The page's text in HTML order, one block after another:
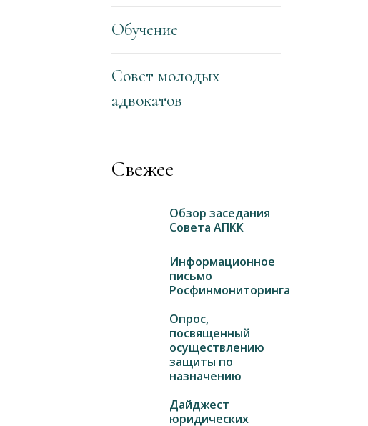
Обучение
Совет молодых
адвокатов
Свежее
Обзор заседания
Совета АПКК
Информационное
письмо
Росфинмониторинга
Опрос,
посвященный
осуществлению
защиты по
назначению
Дайджест
юридических